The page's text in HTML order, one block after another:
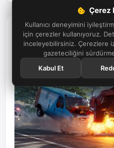
Çerez
Kullanıcı deneyimini
için çerezler kullanıyoruz.
inceleyebilirsiniz. Çerezlere
gazeteciliğini
Kabul Et
Haberler